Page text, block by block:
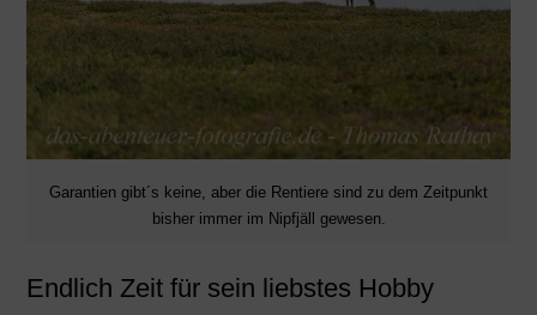
Garantien gibt´s keine, aber die Rentiere sind zu dem Zeitpunkt
bisher immer im Nipfjäll gewesen.
Endlich Zeit für sein liebstes Hobby